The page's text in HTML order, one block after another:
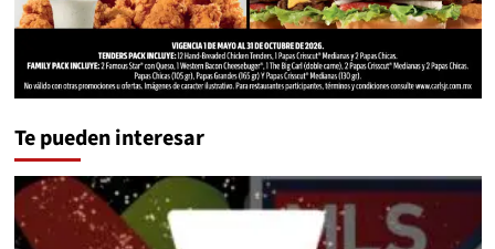
Te pueden interesar